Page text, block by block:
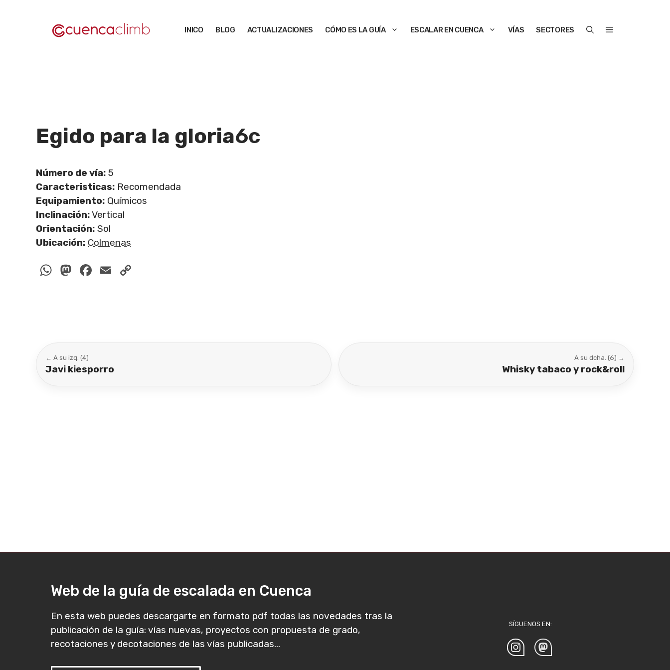
INICO BLOG ACTUALIZACIONES CÓMO ES LA GUÍA ESCALAR EN CUENCA VÍAS SECTORES
Egido para la gloria6c
Número de vía: 5
Caracteristicas: Recomendada
Equipamiento: Químicos
Inclinación:Vertical
Orientación: Sol
Ubicación: Colmenas
WhatsApp
Mastodon
Facebook
Email
← A su izq. (4)
Javi kiesporro
A su dcha. (6) →
Whisky tabaco y rock&roll
Web de la guía de escalada en Cuenca
En esta web puedes descargarte en formato pdf todas las novedades tras la
publicación de la guía: vías nuevas, proyectos con propuesta de grado,
recotaciones y decotaciones de las vías publicadas...
SÍGUENOS EN: